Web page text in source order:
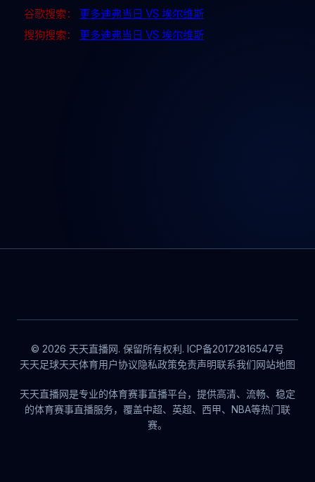
谷歌搜索：
更多迪弗当日 VS 埃尔维斯
搜狗搜索：
更多迪弗当日 VS 埃尔维斯
© 2026 天天直播网. 保留所有权利. ICP备20172816547号
天天足球天天体育用户协议隐私政策免责声明联系我们网站地图
天天直播网是专业的体育赛事直播平台，提供高清、流畅、稳定
的体育赛事直播服务，覆盖中超、英超、西甲、NBA等热门联
赛。